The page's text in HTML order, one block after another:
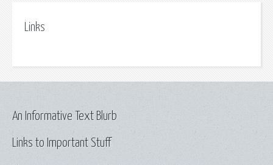
Links
Links to Important Stuff
An Informative Text Blurb